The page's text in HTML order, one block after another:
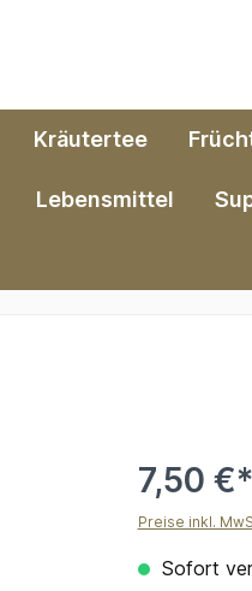
Kräutertee
Lebensmittel
7,50
Preise inkl.
Sofort